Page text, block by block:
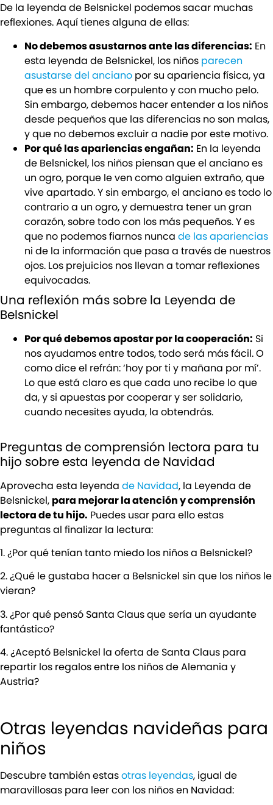
De la leyenda de Belsnickel podemos sacar muchas
reflexiones. Aquí tienes alguna de ellas:
No debemos asustarnos ante las diferencias: En
esta leyenda de Belsnickel, los niños parecen
asustarse del anciano por su apariencia física, ya
que es un hombre corpulento y con mucho pelo.
Sin embargo, debemos hacer entender a los niños
desde pequeños que las diferencias no son malas,
y que no debemos excluir a nadie por este motivo.
Por qué las apariencias engañan: En la leyenda
de Belsnickel, los niños piensan que el anciano es
un ogro, porque le ven como alguien extraño, que
vive apartado. Y sin embargo, el anciano es todo lo
contrario a un ogro, y demuestra tener un gran
corazón, sobre todo con los más pequeños. Y es
que no podemos fiarnos nunca de las apariencias
ni de la información que pasa a través de nuestros
ojos. Los prejuicios nos llevan a tomar reflexiones
equivocadas.
Una reflexión más sobre la Leyenda de
Belsnickel
Por qué debemos apostar por la cooperación: Si
nos ayudamos entre todos, todo será más fácil. O
como dice el refrán: ‘hoy por ti y mañana por mí’.
Lo que está claro es que cada uno recibe lo que
da, y si apuestas por cooperar y ser solidario,
cuando necesites ayuda, la obtendrás.
Preguntas de comprensión lectora para tu
hijo sobre esta leyenda de Navidad
Aprovecha esta leyenda de Navidad, la Leyenda de
Belsnickel, para mejorar la atención y comprensión
lectora de tu hijo. Puedes usar para ello estas
preguntas al finalizar la lectura:
1. ¿Por qué tenían tanto miedo los niños a Belsnickel?
2. ¿Qué le gustaba hacer a Belsnickel sin que los niños le
vieran?
3. ¿Por qué pensó Santa Claus que sería un ayudante
fantástico?
4. ¿Aceptó Belsnickel la oferta de Santa Claus para
repartir los regalos entre los niños de Alemania y
Austria?
Otras leyendas navideñas para
niños
Descubre también estasotras leyendas, igual de
maravillosas para leer con los niños en Navidad: